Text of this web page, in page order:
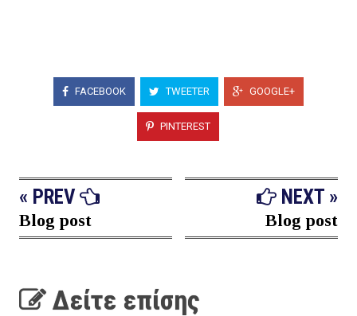
FACEBOOK TWEETER GOOGLE+
PINTEREST
« PREV
Blog post
NEXT »
Blog post
Δείτε επίσης